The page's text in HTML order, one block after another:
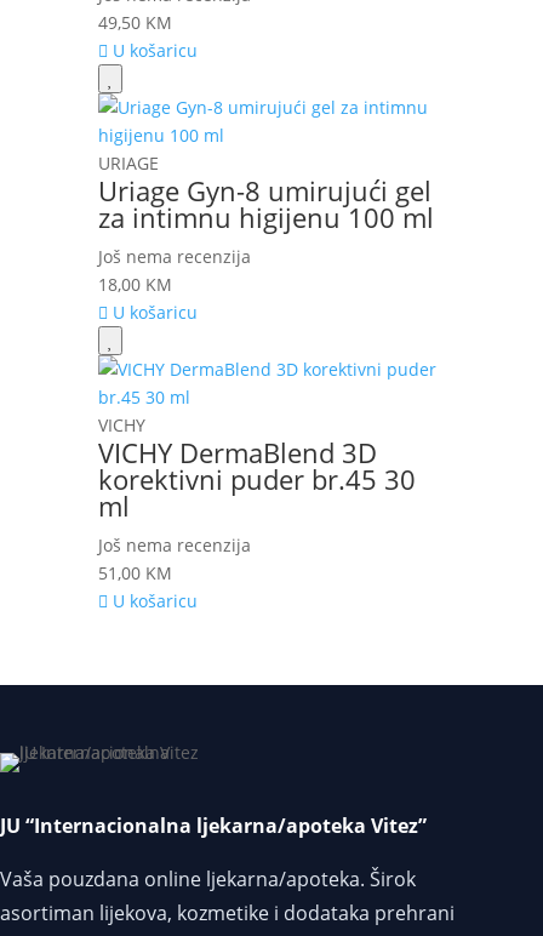
49,50 KM
U košaricu
URIAGE
Uriage Gyn-8 umirujući gel
za intimnu higijenu 100 ml
Još nema recenzija
18,00 KM
U košaricu
VICHY
VICHY DermaBlend 3D
korektivni puder br.45 30
ml
Još nema recenzija
51,00 KM
U košaricu
JU “Internacionalna ljekarna/apoteka Vitez”
Vaša pouzdana online ljekarna/apoteka. Širok
asortiman lijekova, kozmetike i dodataka prehrani